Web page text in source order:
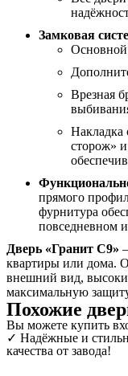
Замковая
Врезная
Накладка
сторож» и
прямого
фурнитура
повседневном
Дверь «Гранит С9»
квартиры или дома.
внешний вид,
максимальную
Похожие
Вы можете купить
✓ Надёжные и
качества от завода!